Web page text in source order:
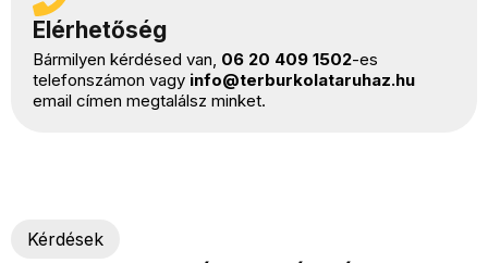
Elérhetőség
Bármilyen kérdésed van, 06 20 409 1502-es
telefonszámon vagy info@terburkolataruhaz.hu
email címen megtalálsz minket.
Kérdések